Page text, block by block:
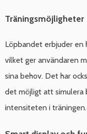
Träningsmöjligheter
Löpbandet erbjuder en
vilket ger användaren
sina behov. Det har
det möjligt att simulera
intensiteten i träningen.